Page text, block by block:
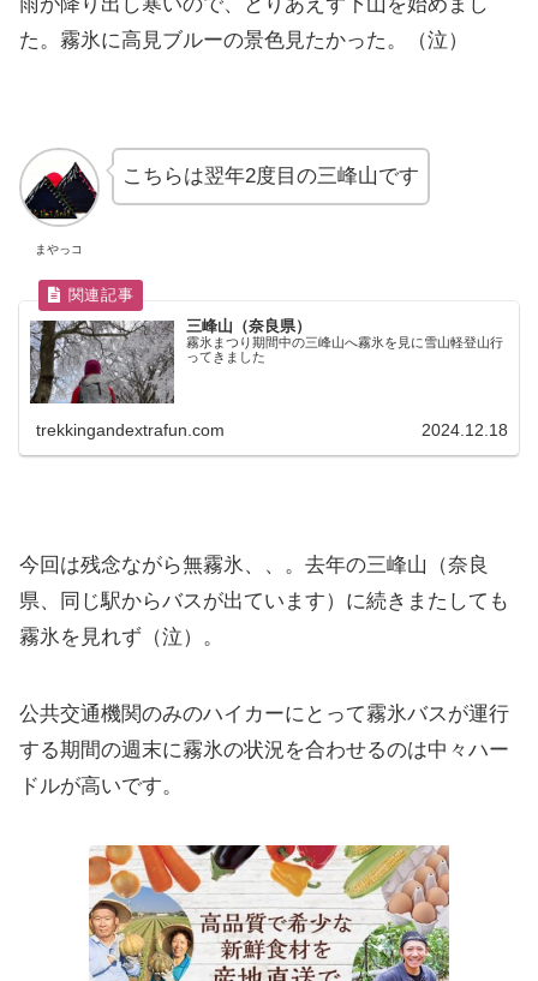
た。霧氷に高見ブルーの景色見たかった。（泣）
まやっコ
こちらは翌年2度目の三峰山です
三峰山（奈良県）
霧氷まつり期間中の三峰山へ霧氷を見に雪山軽登山行
ってきました
trekkingandextrafun.com 2024.12.18
今回は残念ながら無霧氷、、。去年の三峰山（奈良
県、同じ駅からバスが出ています）に続きまたしても
霧氷を見れず（泣）。
公共交通機関のみのハイカーにとって霧氷バスが運行
する期間の週末に霧氷の状況を合わせるのは中々ハー
ドルが高いです。